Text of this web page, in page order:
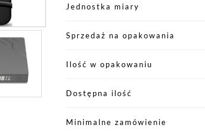
Jednostka miary
Sprzedaż na opakowania
Ilość w opakowaniu
Dostępna ilość
Minimalne zamówienie